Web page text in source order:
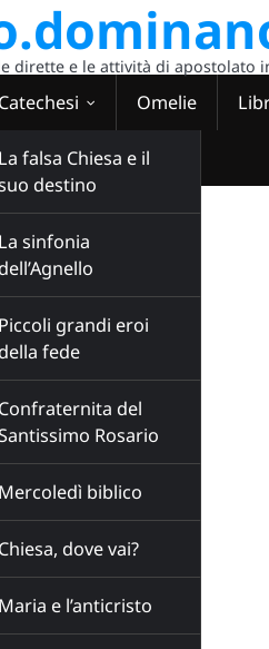
dirette e le attività di apostolato
Catechesi
La falsa Chiesa e il
destino
La sinfonia
dell’Agnello
Piccoli grandi eroi
della fede
Confraternita del
Rosario
Mercoledì biblico
Chiesa, dove vai?
Maria e l’anticristo
Omelie